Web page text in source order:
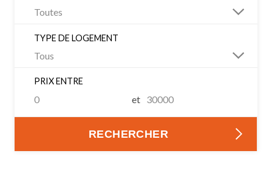
TYPE DE LOGEMENT
PRIX ENTRE
et
RECHERCHER